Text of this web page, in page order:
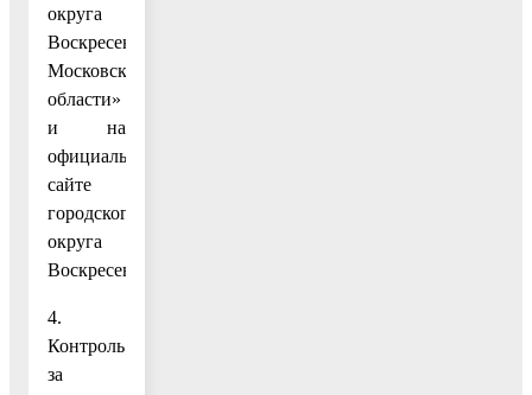
округа
Воскресенск
Московской
области»
и на
официальном
сайте
городского
округа
Воскресенск.
4.
Контроль
за